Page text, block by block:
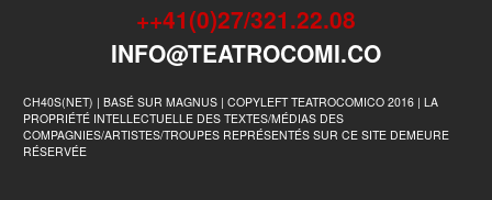
++41(0)27/321.22.08
INFO@TEATROCOMI.CO
CH40S(NET) | BASÉ SUR MAGNUS | COPYLEFT TEATROCOMICO 2016 | LA
PROPRIÉTÉ INTELLECTUELLE DES TEXTES/MÉDIAS DES
COMPAGNIES/ARTISTES/TROUPES REPRÉSENTÉS SUR CE SITE DEMEURE
RÉSERVÉE